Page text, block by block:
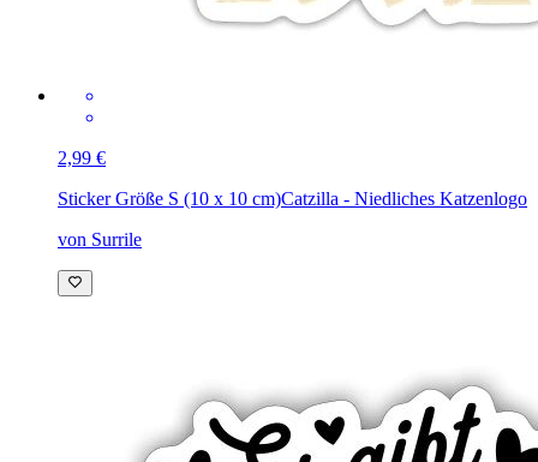
2,99 €
Sticker Größe S (10 x 10 cm)Catzilla - Niedliches Katzenlogo
von Surrile